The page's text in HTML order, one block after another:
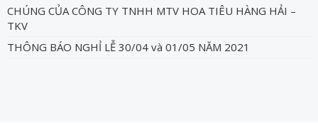
CHÚNG CỦA CÔNG TY TNHH MTV HOA TIÊU HÀNG HẢI –
TKV
THÔNG BÁO NGHỈ LỄ 30/04 và 01/05 NĂM 2021